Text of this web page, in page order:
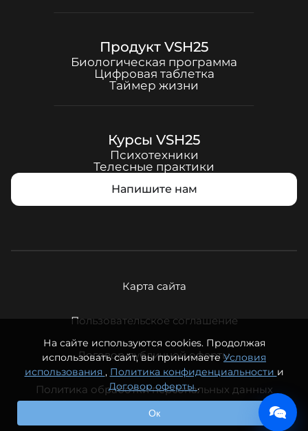
Продукт VSH25
Биологическая программа
Цифровая таблетка
Таймер жизни
Курсы VSH25
Психотехники
Телесные практики
Напишите нам
Карта сайта
Пользовательское соглашение
Договор публичной оферты
Политика обработки персональных данных
© ООО «Вечная молодость», 2026. Все права защищены.
На сайте используются cookies. Продолжая
использовать сайт, вы принимаетеУсловия
использования , Политика конфиденциальности и
Договор оферты.
Ок